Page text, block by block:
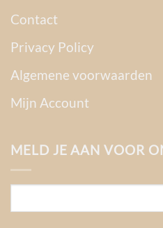
Contact
Privacy Policy
Algemene voorwaarden
Mijn Account
MELD JE AAN VOOR